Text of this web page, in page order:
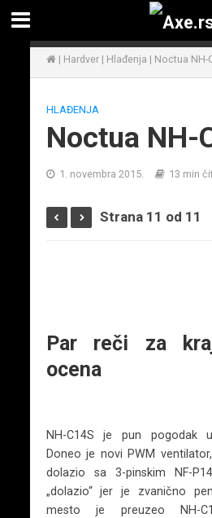
| Hardver| Hlađenja | Noctua NH-
HLAĐENJA
Noctua NH-
1. novembra 2015. 13 min
Strana 11 od 11
Par reči za
ocena
NH-C14S je pun pogodak
Doneo je novi PWM
dolazio sa 3-pinskim NF-
„dolazio“ jer je zvanično
mesto je preuzeo NH-